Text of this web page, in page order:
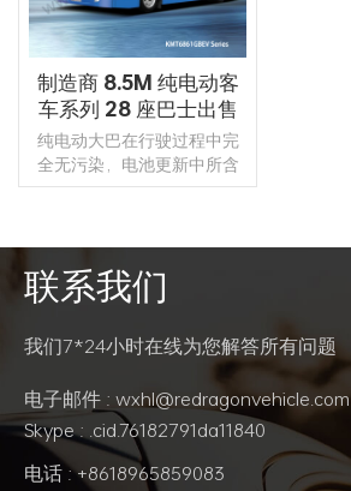
制造商 8.5M 纯电动客
车系列 28 座巴士出售
纯电动大巴在行驶过程中完
全无污染，电池更新中所含
的化学物质可以回收利用，
阅读更多
联系我们
我们7*24小时在线为您解答所有问题
电子邮件 : wxhl@redragonvehicle.com
Skype : .cid.76182791da11840
电话 : +8618965859083